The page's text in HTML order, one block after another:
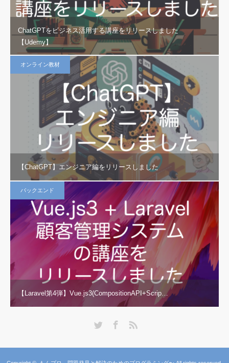
ChatGPTをビジネス活用する講座をリリースしました
【Udemy】
オンライン教材
【ChatGPT】エンジニア編をリリースしました
バックエンド
【Laravel第4弾】Vue.js3(CompositionAPI+Scrip…